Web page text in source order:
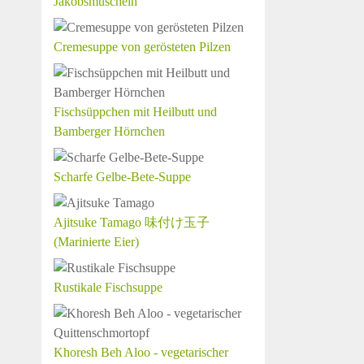
Cremesuppe von gerösteten Pilzen
Fischsüppchen mit Heilbutt und
Bamberger Hörnchen
Scharfe Gelbe-Bete-Suppe
Ajitsuke Tamago 味付け玉子
(Marinierte Eier)
Rustikale Fischsuppe
Khoresh Beh Aloo - vegetarischer